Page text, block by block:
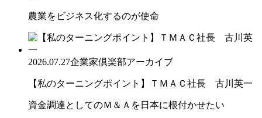
農業をビジネス化するのが使命
2026.07.27企業家倶楽部アーカイブ
【私のターニングポイント】ＴＭＡＣ社長 古川英一
資金調達としてのＭ＆Ａを日本に根付かせたい